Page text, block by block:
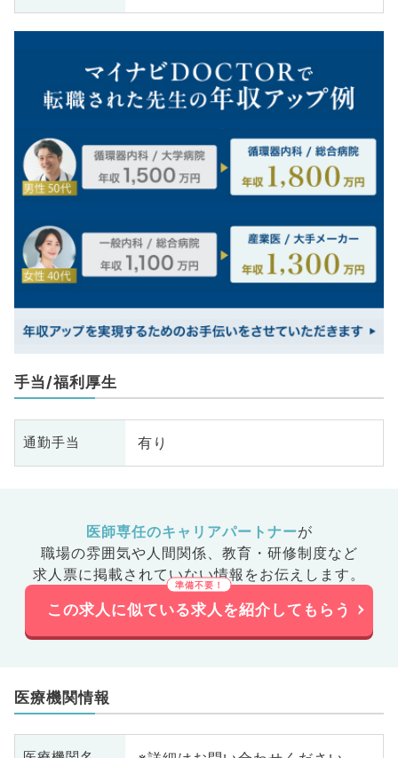
手当/福利厚生
通勤手当 有り
医師専任のキャリアパートナーが
職場の雰囲気や人間関係、 教育・研修制度など
求人票に掲載されていない情報をお伝えします。
この求人に似ている求人を紹介してもらう
医療機関情報